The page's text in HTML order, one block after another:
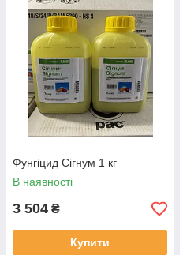
Фунгіцид Сігнум 1 кг
В наявності
3 504 ₴
Купити